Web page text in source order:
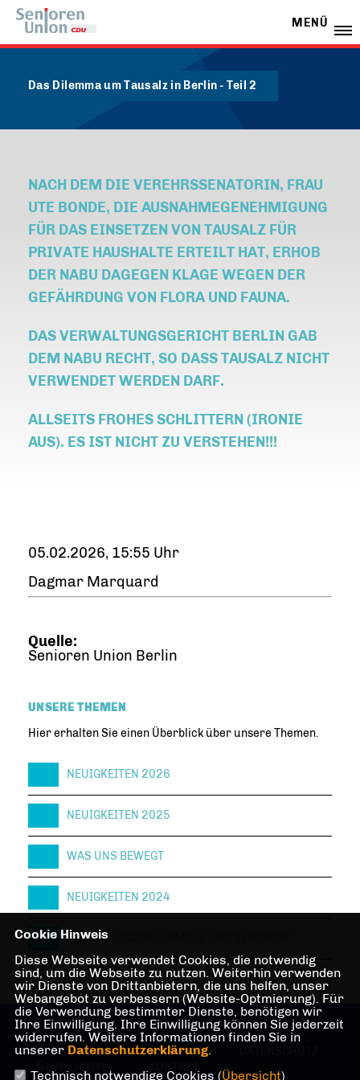
MENÜ
Das Dilemma um Tausalz in Berlin - Teil 2
NACH DEM DIE VEREHRSSENATORIN, FRAU
UTE BONDE, DIE AUSNAHMEGENEHMIGUNG
FÜR DAS EINSETZEN VON TAUSALZ FÜR
PRIVATE HAUSHALTE ERTEILT HAT, ERHOB
DER NABU DAGEGEN KLAGE WEGEN DER
GEFÄHRDUNG VON FLORA UND FAUNA.
DAS VERWALTUNGSGERICHT BERLIN GAB
DEM NABU RECHT, SO DASS TAUSALZ NICHT
VERWENDET WERDEN DARF.
ALLSEITS FROHES SCHLITTERN (IRONIE
AUS). ES IST NICHT ZU VERSTEHEN!!!
05.02.2026, 15:55 Uhr
Dagmar Marquard
Quelle:
Senioren Union Berlin
UNSERE THEMEN
Hier erhalten Sie einen Überblick über unsere Themen.
NEUIGKEITEN 2026
NEUIGKEITEN 2025
WAS UNS BEWEGT
NEUIGKEITEN 2024
FORUM "JUGEND, FAMILIE UND SENIOREN"
IMPRESSUM
Cookie Hinweis
Diese Webseite verwendet Cookies, die notwendig
sind, um die Webseite zu nutzen. Weiterhin verwenden
wir Dienste von Drittanbietern, die uns helfen, unser
Webangebot zu verbessern (Website-Optmierung). Für
die Verwendung bestimmter Dienste, benötigen wir
Ihre Einwilligung. Ihre Einwilligung können Sie jederzeit
widerrufen. Weitere Informationen finden Sie in
unserer Datenschutzerklärung.
Technisch notwendige Cookies (Übersicht)